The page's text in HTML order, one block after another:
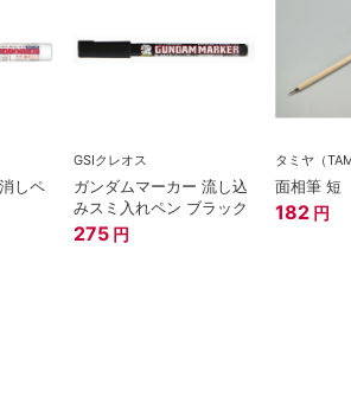
しペ
GSIクレオス
ガンダムマーカー 流し込
みスミ入れペン ブラック
275 円
タミヤ（
面相筆 短
182 円